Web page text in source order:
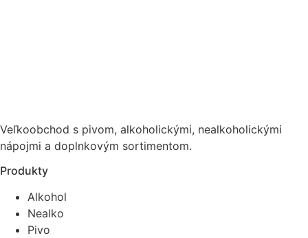
Veľkoobchod s pivom, alkoholickými, nealkoholickými
nápojmi a doplnkovým sortimentom.
Produkty
Alkohol
Nealko
Pivo